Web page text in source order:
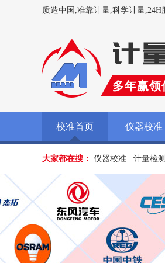
质造中国,准靠计量,科学计量,24H
多年赢
校准首页 仪器校准
大家都在搜： 仪器校准 计量检测